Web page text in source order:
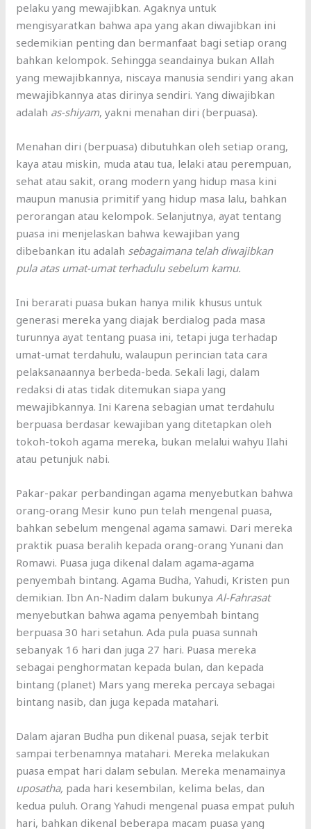
pelaku yang mewajibkan. Agaknya untuk
mengisyaratkan bahwa apa yang akan diwajibkan ini
sedemikian penting dan bermanfaat bagi setiap orang
bahkan kelompok. Sehingga seandainya bukan Allah
yang mewajibkannya, niscaya manusia sendiri yang akan
mewajibkannya atas dirinya sendiri. Yang diwajibkan
adalah as-shiyam, yakni menahan diri (berpuasa).
Menahan diri (berpuasa) dibutuhkan oleh setiap orang,
kaya atau miskin, muda atau tua, lelaki atau perempuan,
sehat atau sakit, orang modern yang hidup masa kini
maupun manusia primitif yang hidup masa lalu, bahkan
perorangan atau kelompok. Selanjutnya, ayat tentang
puasa ini menjelaskan bahwa kewajiban yang
dibebankan itu adalah sebagaimana telah diwajibkan
pula atas umat-umat terhadulu sebelum kamu.
Ini berarati puasa bukan hanya milik khusus untuk
generasi mereka yang diajak berdialog pada masa
turunnya ayat tentang puasa ini, tetapi juga terhadap
umat-umat terdahulu, walaupun perincian tata cara
pelaksanaannya berbeda-beda. Sekali lagi, dalam
redaksi di atas tidak ditemukan siapa yang
mewajibkannya. Ini Karena sebagian umat terdahulu
berpuasa berdasar kewajiban yang ditetapkan oleh
tokoh-tokoh agama mereka, bukan melalui wahyu Ilahi
atau petunjuk nabi.
Pakar-pakar perbandingan agama menyebutkan bahwa
orang-orang Mesir kuno pun telah mengenal puasa,
bahkan sebelum mengenal agama samawi. Dari mereka
praktik puasa beralih kepada orang-orang Yunani dan
Romawi. Puasa juga dikenal dalam agama-agama
penyembah bintang. Agama Budha, Yahudi, Kristen pun
demikian. Ibn An-Nadim dalam bukunyaAl-Fahrasat
menyebutkan bahwa agama penyembah bintang
berpuasa 30 hari setahun. Ada pula puasa sunnah
sebanyak 16 hari dan juga 27 hari. Puasa mereka
sebagai penghormatan kepada bulan, dan kepada
bintang (planet) Mars yang mereka percaya sebagai
bintang nasib, dan juga kepada matahari.
Dalam ajaran Budha pun dikenal puasa, sejak terbit
sampai terbenamnya matahari. Mereka melakukan
puasa empat hari dalam sebulan. Mereka menamainya
uposatha, pada hari kesembilan, kelima belas, dan
kedua puluh. Orang Yahudi mengenal puasa empat puluh
hari, bahkan dikenal beberapa macam puasa yang